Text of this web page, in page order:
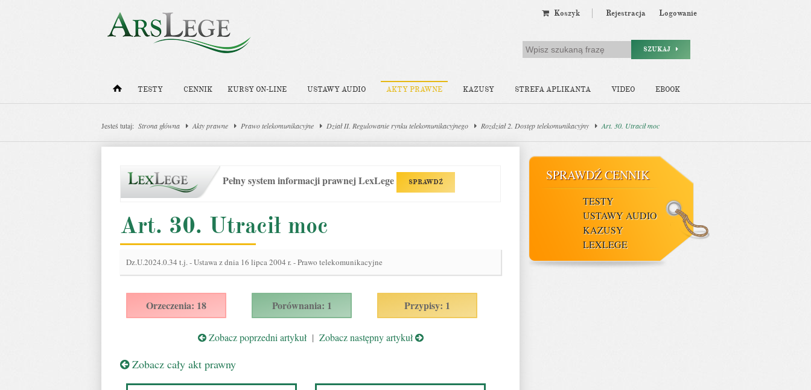
Koszyk Rejestracja Logowanie
SZUKAJ
TESTY CENNIK KURSY ON-LINE USTAWY AUDIO AKTY PRAWNE KAZUSY STREFA APLIKANTA VIDEO EBOOK
Jesteś tutaj: Strona główna Akty prawne Prawo telekomunikacyjne Dział II. Regulowanie rynku telekomunikacyjnego Rozdział 2. Dostęp telekomunikacyjny Art. 30. Utracił moc
Pełny system informacji prawnej LexLege SPRAWDŹ
Art. 30. Utracił moc
Dz.U.2024.0.34 t.j.-Ustawa z dnia 16 lipca 2004 r. - Prawo telekomunikacyjne
Orzeczenia: 18 Porównania: 1 Przypisy: 1
Zobacz poprzedni artykuł| Zobacz następny artykuł
Zobacz cały akt prawny
SPRAWDŹ CENNIK
TESTY
USTAWY AUDIO
KAZUSY
LEXLEGE